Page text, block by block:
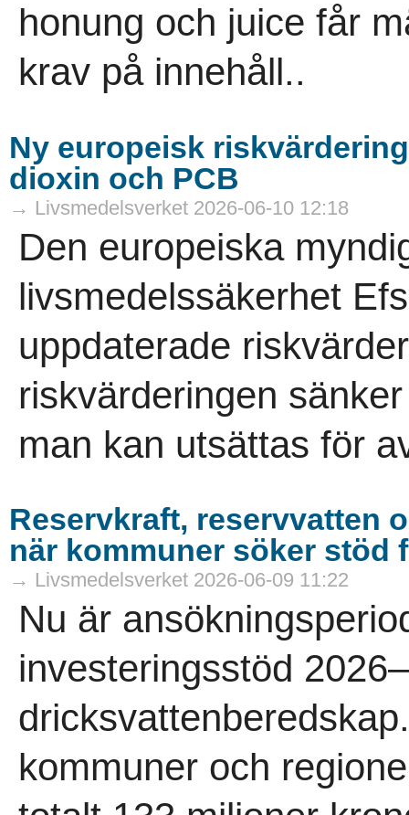
honung och juice får
krav på innehåll..
Ny europeisk
dioxin och PCB
→ Livsmedelsverket 2026-06-10 12:18
Den europeiska
livsmedelssäkerhet
uppdaterade
riskvärderingen
man kan utsättas för
Reservkraft, reservvatten
när kommuner söker stöd
→ Livsmedelsverket 2026-06-09 11:22
Nu är
investeringsstöd
kommuner och